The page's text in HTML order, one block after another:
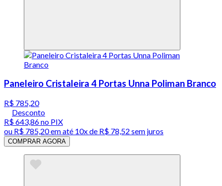
Paneleiro Cristaleira 4 Portas Unna Poliman Branco
R$ 785,20
Desconto
R$ 643,86no PIX
ou R$ 785,20em até 10x de R$ 78,52 sem juros
COMPRAR AGORA